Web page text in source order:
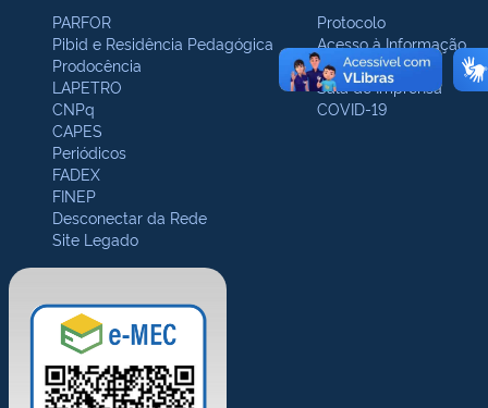
PARFOR
Pibid e Residência Pedagógica
Prodocência
LAPETRO
CNPq
CAPES
Periódicos
FADEX
FINEP
Desconectar da Rede
Site Legado
Protocolo
Acesso à Informação
Ouvidoria
Sala de Imprensa
COVID-19